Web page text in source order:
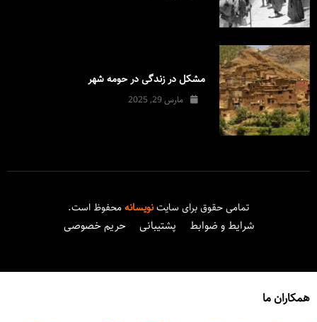
مشکل در زندگی در حومه شهر
مارس 29, 2025
تمامی حقوق برای سایتنویسانهمحفوظ است.
شرایط و ضوابط پشتیبانی حریم خصوصی
همکاران ما